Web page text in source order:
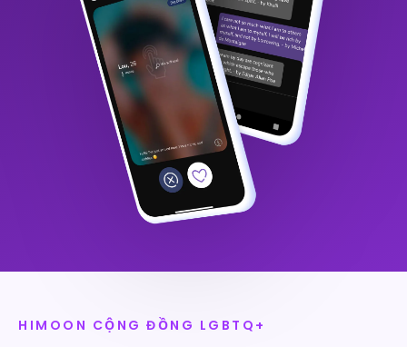
HIMOON CỘNG ĐỒNG LGBTQ+